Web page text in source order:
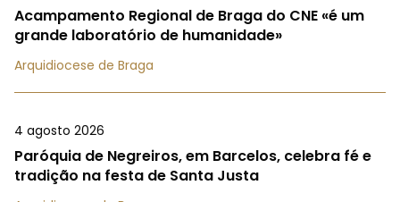
Acampamento Regional de Braga do CNE «é um
grande laboratório de humanidade»
Arquidiocese de Braga
4 agosto 2026
Paróquia de Negreiros, em Barcelos, celebra fé e
tradição na festa de Santa Justa